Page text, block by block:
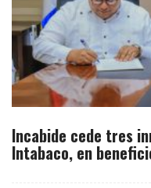
Incabide cede tres
Intabaco, en